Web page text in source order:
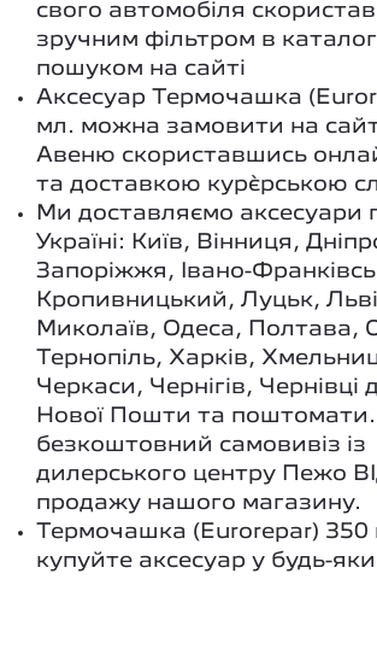
свого автомобіля
зручним фільтром в
пошуком на сайті
Аксесуар Термочашка
мл. можна замовити на
Авеню скориставшись
та доставкою кур`єрською
Ми доставляємо аксесуари
Україні: Київ, Вінниця,
Запоріжжя, Івано-
Кропивницький, Луцьк,
Миколаїв, Одеса, Полтава,
Тернопіль, Харків,
Черкаси, Чернігів, Чернівці
Нової Пошти та
безкоштовний самовивіз із
дилерського центру Пежо
продажу нашого магазину.
Термочашка (Eurorepar) 350
купуйте аксесуар у будь-